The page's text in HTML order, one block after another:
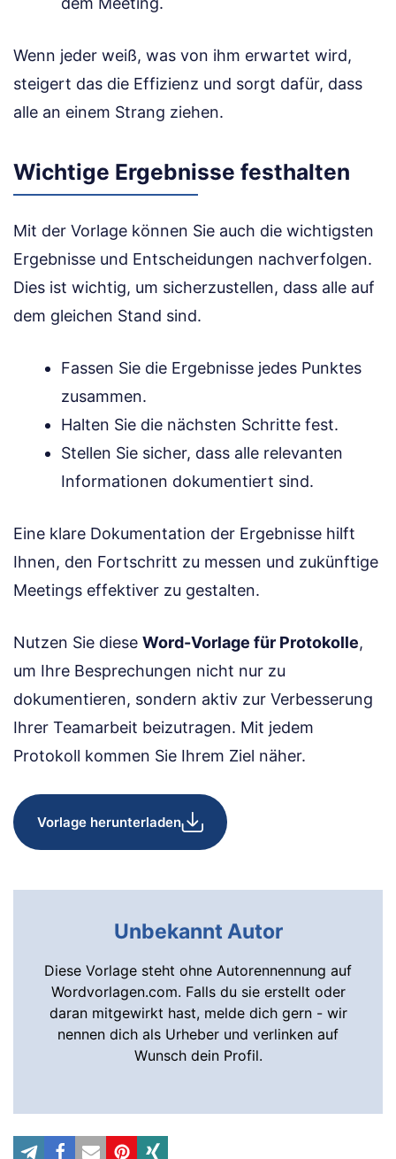
Wenn jeder weiß, was von ihm erwartet wird,
steigert das die Effizienz und sorgt dafür, dass
alle an einem Strang ziehen.
Wichtige Ergebnisse festhalten
Mit der Vorlage können Sie auch die wichtigsten
Ergebnisse und Entscheidungen nachverfolgen.
Dies ist wichtig, um sicherzustellen, dass alle auf
dem gleichen Stand sind.
Fassen Sie die Ergebnisse jedes Punktes
zusammen.
Halten Sie die nächsten Schritte fest.
Stellen Sie sicher, dass alle relevanten
Informationen dokumentiert sind.
Eine klare Dokumentation der Ergebnisse hilft
Ihnen, den Fortschritt zu messen und zukünftige
Meetings effektiver zu gestalten.
Nutzen Sie diese Word-Vorlage für Protokolle,
um Ihre Besprechungen nicht nur zu
dokumentieren, sondern aktiv zur Verbesserung
Ihrer Teamarbeit beizutragen. Mit jedem
Protokoll kommen Sie Ihrem Ziel näher.
Vorlage herunterladen
Unbekannt Autor
Diese Vorlage steht ohne Autorennennung auf
Wordvorlagen.com. Falls du sie erstellt oder
daran mitgewirkt hast, melde dich gern - wir
nennen dich als Urheber und verlinken auf
Wunsch dein Profil.